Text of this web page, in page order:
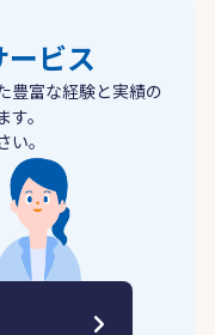
ビス
豊富な経験と実績の
。
。